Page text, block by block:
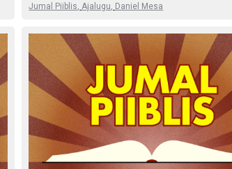
Jumal Piiblis Ajalugu Daniel Mesa